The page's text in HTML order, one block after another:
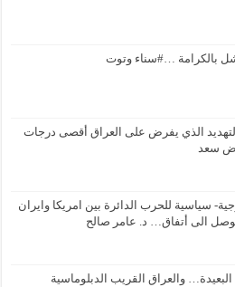
بالكرامة …#سناء وتوت
الذي يفرض على العراق أقصى درجات
سعد
سياسية للحرب الدائرة بين امريكا وايران
الى أتفاق… د. عامر صالح
والعراق القريب الدبلوماسية